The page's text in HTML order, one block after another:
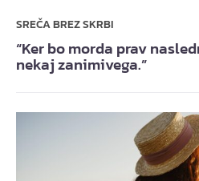
SREČA BREZ SKRBI
“Ker bo morda prav
nekaj zanimivega.”